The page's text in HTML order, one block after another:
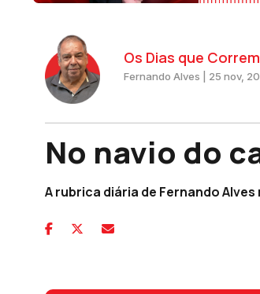
Os Dias que Correm
Fernando Alves | 25 nov,
No navio do
A rubrica diária de Fernando Alves